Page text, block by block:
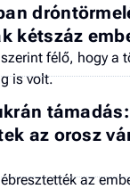
kétszáz
félő, hogy a
is volt.
az orosz
az